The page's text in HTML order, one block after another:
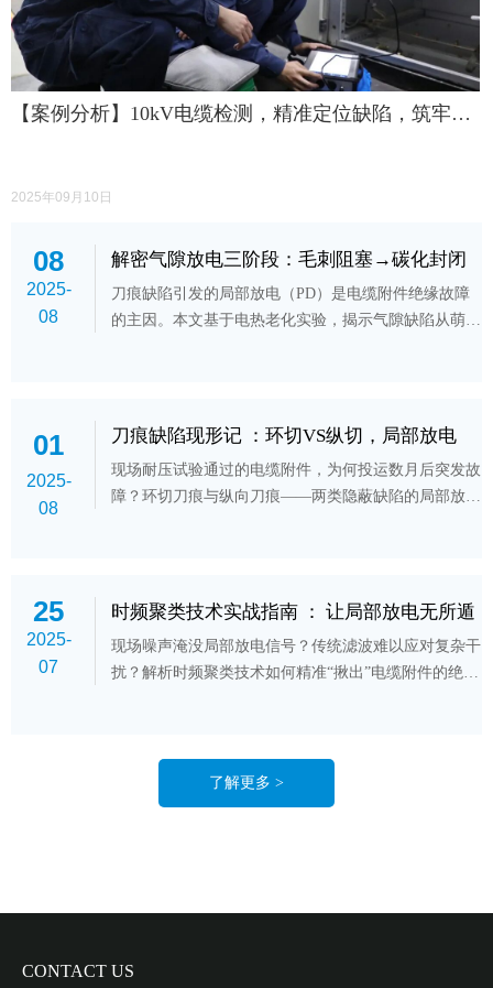
【案例分析】10kV电缆检测，精准定位缺陷，筑牢电
2025年09月10日
刀痕缺陷现形记 ：环切VS纵切，局部放电
的“指纹”差异
现场耐压试验通过的电缆附件，为何投运数月后突发故
障？环切刀痕与纵向刀痕——两类隐蔽缺陷的局部放电
01
2025-
08
时频聚类技术实战指南 ： 让局部放电无所遁
形
现场噪声淹没局部放电信号？传统滤波难以应对复杂干
扰？解析时频聚类技术如何精准“揪出”电缆附件的绝缘
25
2025-
07
解密气隙放电三阶段：毛刺阻塞→碳化封闭
→通道贯通
刀痕缺陷引发的局部放电（PD）是电缆附件绝缘故障
的主因。本文基于电热老化实验，揭示气隙缺陷从萌发
08
2025-
08
了解更多 >
CONTACT US